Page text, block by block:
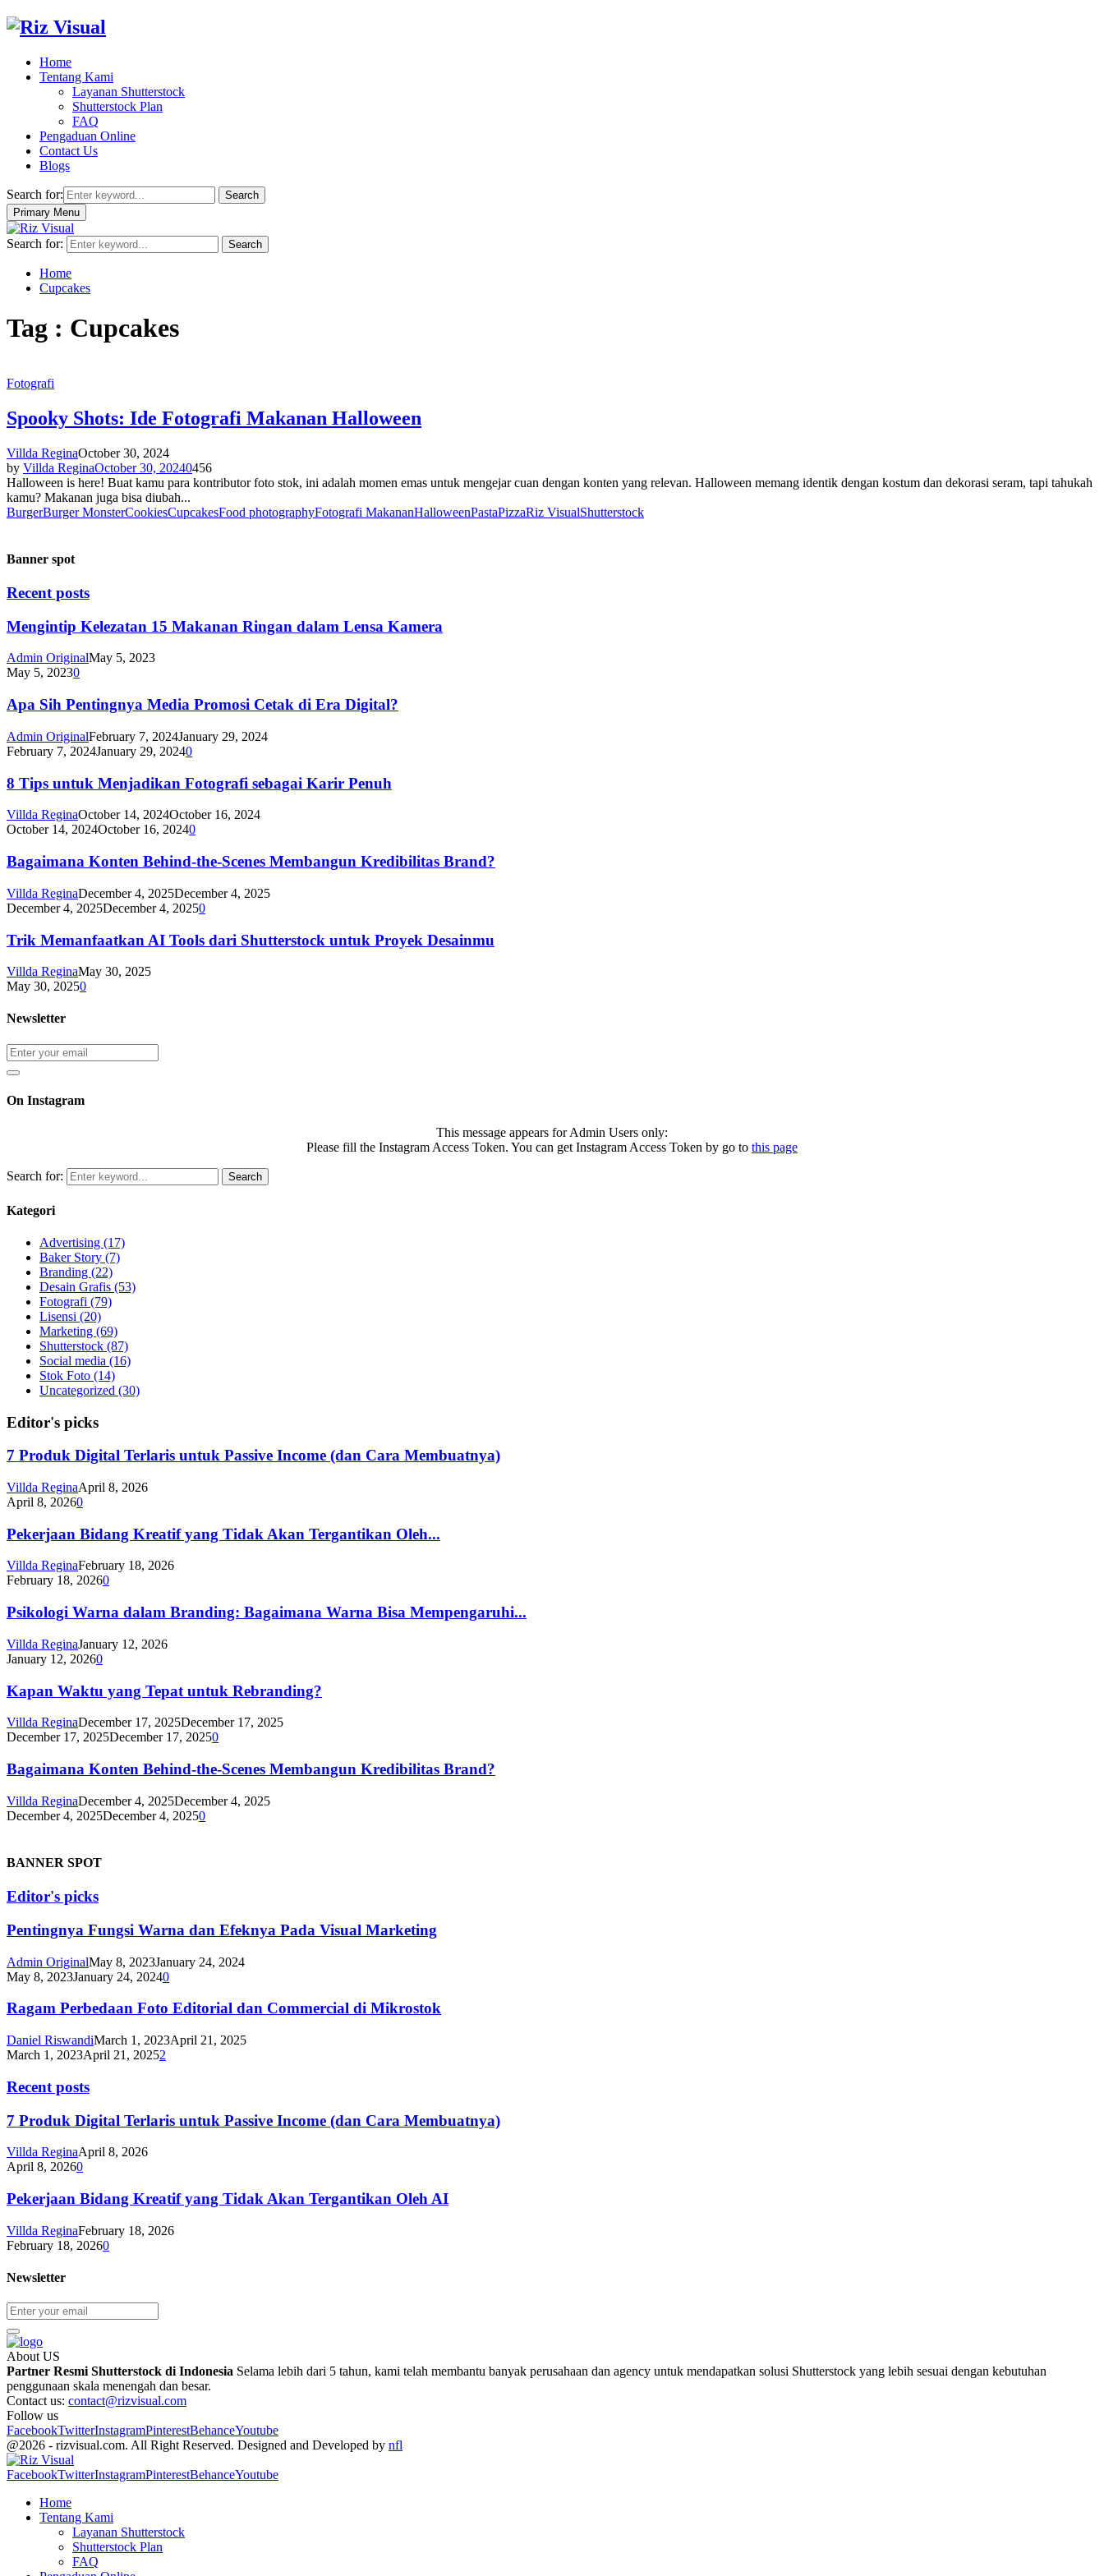
Home
Tentang Kami
Layanan Shutterstock
Shutterstock Plan
FAQ
Pengaduan Online
Contact Us
Blogs
Search for:
Search
Primary Menu
Search for: Search
Home
Cupcakes
Tag : Cupcakes
Fotografi
Spooky Shots: Ide Fotografi Makanan Halloween
Villda ReginaOctober 30, 2024
by Villda ReginaOctober 30, 20240456
Halloween is here! Buat kamu para kontributor foto stok, ini adalah momen emas untuk mengejar cuan dengan konten yang relevan. Halloween memang identik dengan kostum dan dekorasi seram, tapi tahukah
kamu? Makanan juga bisa diubah...
BurgerBurger MonsterCookiesCupcakesFood photographyFotografi MakananHalloweenPastaPizzaRiz VisualShutterstock
Banner spot
Recent posts
Mengintip Kelezatan 15 Makanan Ringan dalam Lensa Kamera
Admin OriginalMay 5, 2023
May 5, 20230
Apa Sih Pentingnya Media Promosi Cetak di Era Digital?
Admin OriginalFebruary 7, 2024January 29, 2024
February 7, 2024January 29, 20240
8 Tips untuk Menjadikan Fotografi sebagai Karir Penuh
Villda ReginaOctober 14, 2024October 16, 2024
October 14, 2024October 16, 20240
Bagaimana Konten Behind-the-Scenes Membangun Kredibilitas Brand?
Villda ReginaDecember 4, 2025December 4, 2025
December 4, 2025December 4, 20250
Trik Memanfaatkan AI Tools dari Shutterstock untuk Proyek Desainmu
Villda ReginaMay 30, 2025
May 30, 20250
Newsletter
On Instagram
This message appears for Admin Users only:
Please fill the Instagram Access Token. You can get Instagram Access Token by go to this page
Search for: Search
Kategori
Advertising (17)
Baker Story (7)
Branding (22)
Desain Grafis (53)
Fotografi (79)
Lisensi (20)
Marketing (69)
Shutterstock (87)
Social media (16)
Stok Foto (14)
Uncategorized (30)
Editor's picks
7 Produk Digital Terlaris untuk Passive Income (dan Cara Membuatnya)
Villda ReginaApril 8, 2026
April 8, 20260
Pekerjaan Bidang Kreatif yang Tidak Akan Tergantikan Oleh...
Villda ReginaFebruary 18, 2026
February 18, 20260
Psikologi Warna dalam Branding: Bagaimana Warna Bisa Mempengaruhi...
Villda ReginaJanuary 12, 2026
January 12, 20260
Kapan Waktu yang Tepat untuk Rebranding?
Villda ReginaDecember 17, 2025December 17, 2025
December 17, 2025December 17, 20250
Bagaimana Konten Behind-the-Scenes Membangun Kredibilitas Brand?
Villda ReginaDecember 4, 2025December 4, 2025
December 4, 2025December 4, 20250
BANNER SPOT
Editor's picks
Pentingnya Fungsi Warna dan Efeknya Pada Visual Marketing
Admin OriginalMay 8, 2023January 24, 2024
May 8, 2023January 24, 20240
Ragam Perbedaan Foto Editorial dan Commercial di Mikrostok
Daniel RiswandiMarch 1, 2023April 21, 2025
March 1, 2023April 21, 20252
Recent posts
7 Produk Digital Terlaris untuk Passive Income (dan Cara Membuatnya)
Villda ReginaApril 8, 2026
April 8, 20260
Pekerjaan Bidang Kreatif yang Tidak Akan Tergantikan Oleh AI
Villda ReginaFebruary 18, 2026
February 18, 20260
Newsletter
About US
Partner Resmi Shutterstock di Indonesia Selama lebih dari 5 tahun, kami telah membantu banyak perusahaan dan agency untuk mendapatkan solusi Shutterstock yang lebih sesuai dengan kebutuhan
penggunaan skala menengah dan besar.
Contact us: contact@rizvisual.com
Follow us
FacebookTwitterInstagramPinterestBehanceYoutube
@2026 - rizvisual.com. All Right Reserved. Designed and Developed by nfl
FacebookTwitterInstagramPinterestBehanceYoutube
Home
Tentang Kami
Layanan Shutterstock
Shutterstock Plan
FAQ